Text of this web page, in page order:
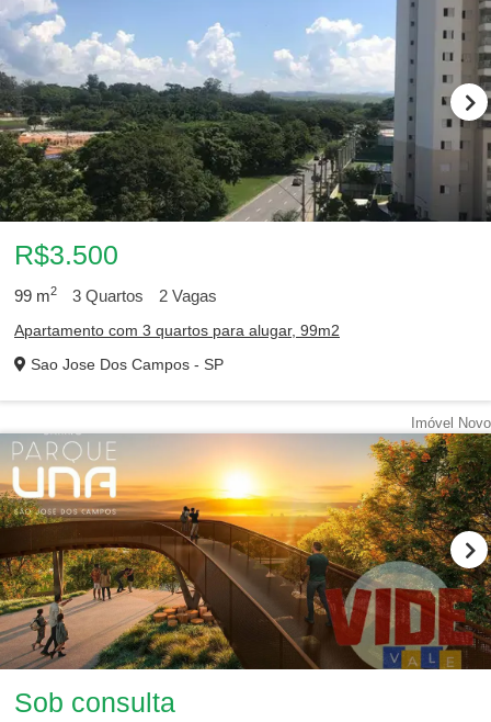
R$3.500
99 m2 3 Quartos 2 Vagas
Apartamento com 3 quartos para alugar, 99m2
Sao Jose Dos Campos - SP
Imóvel Novo
Sob consulta